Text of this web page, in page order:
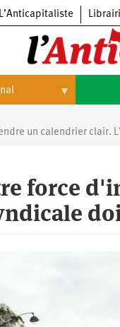
L’Anticapitaliste
un calendrier clair.
force